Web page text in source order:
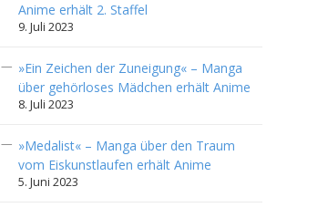
Anime erhält 2. Staffel
9. Juli 2023
»Ein Zeichen der Zuneigung« – Manga
über gehörloses Mädchen erhält Anime
8. Juli 2023
»Medalist« – Manga über den Traum
vom Eiskunstlaufen erhält Anime
5. Juni 2023